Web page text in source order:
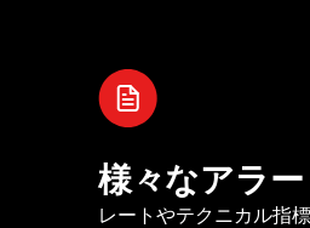
様々なアラ
レートやテクニカル指